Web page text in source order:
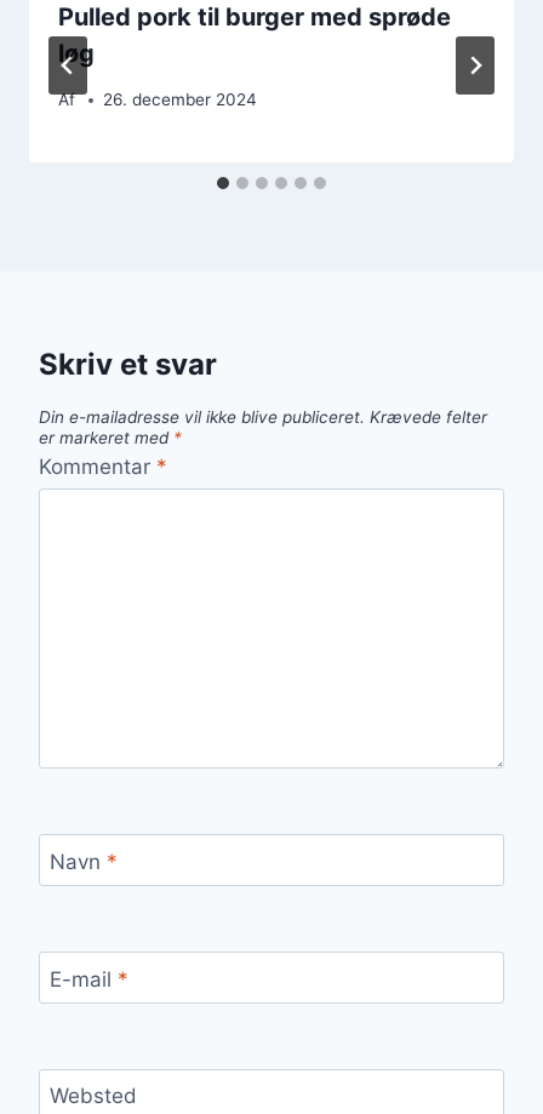
Pulled pork til burger med sprøde
løg
Af 26. december 2024
Skriv et svar
Din e-mailadresse vil ikke blive publiceret. Krævede felter
er markeret med *
Kommentar *
Navn *
E-mail *
Websted